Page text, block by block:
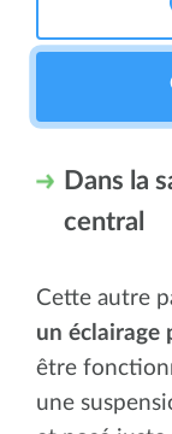
Dans la
central
Cette autre
un éclairage
être
une